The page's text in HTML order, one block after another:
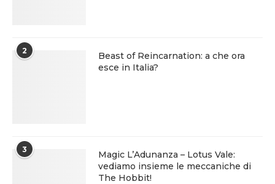
2
Beast of Reincarnation: a che ora
esce in Italia?
3
Magic L’Adunanza – Lotus Vale:
vediamo insieme le meccaniche di
The Hobbit!